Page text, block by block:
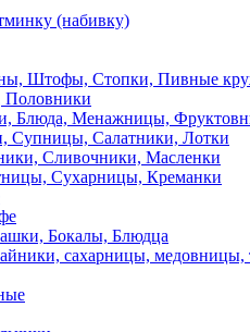
(набивку)
Штофы, Стопки, Пивные
Блюда, Менажницы,
Супницы, Салатники, Лотки
Сливочники, Масленки
Сухарницы, Креманки
Бокалы, Блюдца
сахарницы, медовницы,